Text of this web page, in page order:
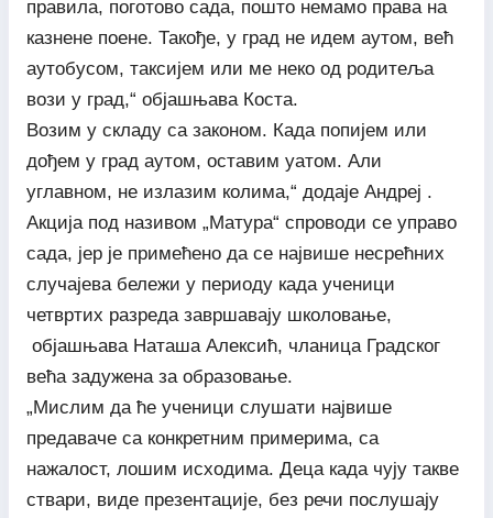
правила, поготово сада, пошто немамо права на
казнене поене. Такође, у град не идем аутом, већ
аутобусом, таксијем или ме неко од родитеља
вози у град,“ објашњава Коста.
Возим у складу са законом. Када попијем или
дођем у град аутом, оставим уатом. Али
углавном, не излазим колима,“ додаје Андреј .
Акција под називом „Матура“ спроводи се управо
сада, јер је примећено да се највише несрећних
случајева бележи у периоду када ученици
четвртих разреда завршавају школовање,
објашњава Наташа Алексић, чланица Градског
већа задужена за образовање.
„Мислим да ће ученици слушати највише
предаваче са конкретним примерима, са
нажалост, лошим исходима. Деца када чују такве
ствари, виде презентације, без речи послушају